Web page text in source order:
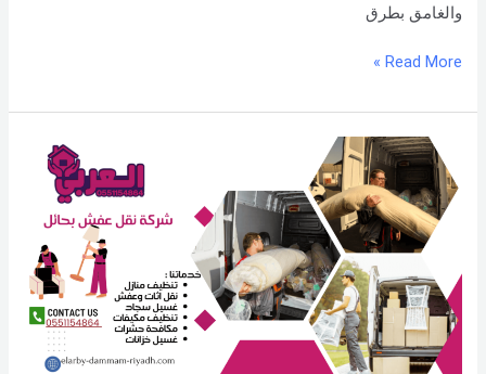
والغامق بطرق
Read More »
طريقة
نقل
العفش
لبيت
من
شركة
نقل
عفش